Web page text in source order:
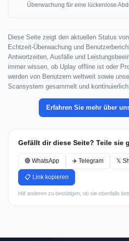
Überwachung für eine lückenlose
Diese Seite zeigt den aktuellen Status
Echtzeit-Überwachung und
Antwortzeiten, Ausfälle und
immer wissen, ob Uplay offline ist oder
werden von Benutzern weltweit sowie
Scansystem gesammelt und
Erfahren Sie mehr über
Gefällt dir diese Seite? Teile sie
🟢 WhatsApp ✈️ Telegram 𝕏
📋 Link kopieren
Hilf anderen zu bestätigen, ob sie ebenfalls